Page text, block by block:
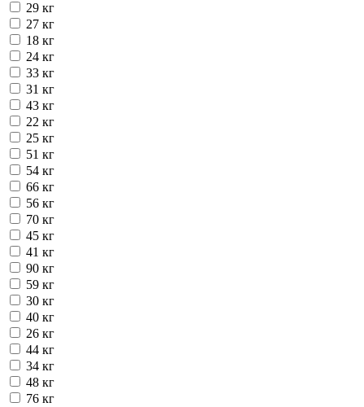
29 кг
27 кг
18 кг
24 кг
33 кг
31 кг
43 кг
22 кг
25 кг
51 кг
54 кг
66 кг
56 кг
70 кг
45 кг
41 кг
90 кг
59 кг
30 кг
40 кг
26 кг
44 кг
34 кг
48 кг
76 кг